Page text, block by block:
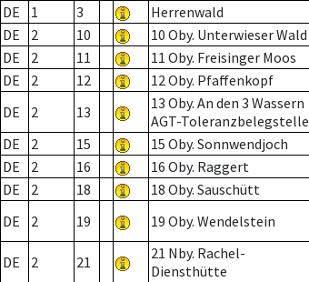
DE
1 3 Herrenwald
DE
2 10 10 Oby. Unterwieser Wald
DE
2 11 11 Oby. Freisinger Moos
DE
2 12 12 Oby. Pfaffenkopf
DE
2 13
13 Oby. An den 3 Wassern
AGT-Toleranzbelegstelle
DE
2 15 15 Oby. Sonnwendjoch
DE
2 16 16 Oby. Raggert
DE
2 18 18 Oby. Sauschütt
DE
2 19 19 Oby. Wendelstein
DE 2 21
21 Nby. Rachel-
Diensthütte